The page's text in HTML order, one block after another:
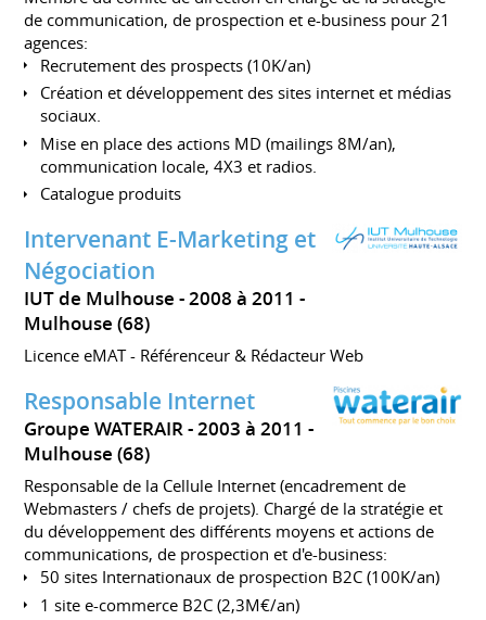
de communication, de prospection et e-business pour 21
agences:
Recrutement des prospects (10K/an)
Création et développement des sites internet et médias
sociaux.
Mise en place des actions MD (mailings 8M/an),
communication locale, 4X3 et radios.
Catalogue produits
Intervenant E-Marketing et
Négociation
IUT de Mulhouse
2008 à 2011
Mulhouse (68)
Licence eMAT - Référenceur & Rédacteur Web
Responsable Internet
Groupe WATERAIR
2003 à 2011
Mulhouse (68)
Responsable de la Cellule Internet (encadrement de
Webmasters / chefs de projets). Chargé de la stratégie et
du développement des différents moyens et actions de
communications, de prospection et d'e-business:
50 sites Internationaux de prospection B2C (100K/an)
1 site e-commerce B2C (2,3M€/an)